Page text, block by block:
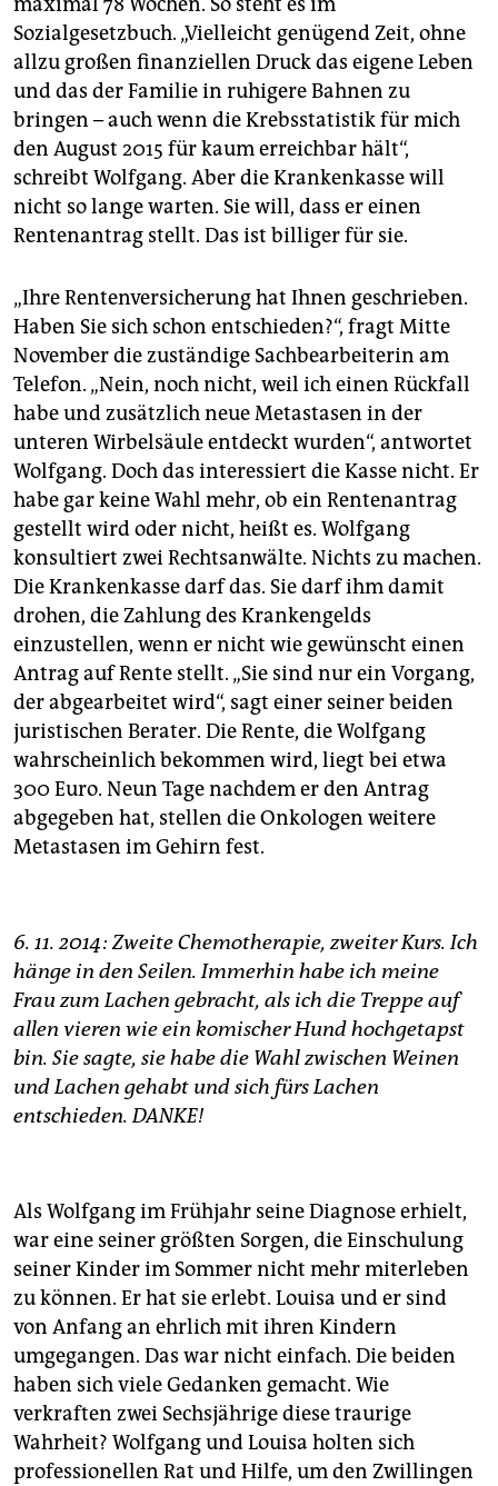
Sozialgesetzbuch. „Vielleicht genügend Zeit, ohne
allzu großen finanziellen Druck das eigene Leben
und das der Familie in ruhigere Bahnen zu
bringen – auch wenn die Krebsstatistik für mich
den August 2015 für kaum erreichbar hält“,
schreibt Wolfgang. Aber die Krankenkasse will
nicht so lange warten. Sie will, dass er einen
Rentenantrag stellt. Das ist billiger für sie.
„Ihre Rentenversicherung hat Ihnen geschrieben.
Haben Sie sich schon entschieden?“, fragt Mitte
November die zuständige Sachbearbeiterin am
Telefon. „Nein, noch nicht, weil ich einen Rückfall
habe und zusätzlich neue Metastasen in der
unteren Wirbelsäule entdeckt wurden“, antwortet
Wolfgang. Doch das interessiert die Kasse nicht. Er
habe gar keine Wahl mehr, ob ein Rentenantrag
gestellt wird oder nicht, heißt es. Wolfgang
konsultiert zwei Rechtsanwälte. Nichts zu machen.
Die Krankenkasse darf das. Sie darf ihm damit
drohen, die Zahlung des Krankengelds
einzustellen, wenn er nicht wie gewünscht einen
Antrag auf Rente stellt. „Sie sind nur ein Vorgang,
der abgearbeitet wird“, sagt einer seiner beiden
juristischen Berater. Die Rente, die Wolfgang
wahrscheinlich bekommen wird, liegt bei etwa
300 Euro. Neun Tage nachdem er den Antrag
abgegeben hat, stellen die Onkologen weitere
Metastasen im Gehirn fest.
6. 11. 2014: Zweite Chemotherapie, zweiter Kurs. Ich
hänge in den Seilen. Immerhin habe ich meine
Frau zum Lachen gebracht, als ich die Treppe auf
allen vieren wie ein komischer Hund hochgetapst
bin. Sie sagte, sie habe die Wahl zwischen Weinen
und Lachen gehabt und sich fürs Lachen
entschieden. DANKE!
Als Wolfgang im Frühjahr seine Diagnose erhielt,
war eine seiner größten Sorgen, die Einschulung
seiner Kinder im Sommer nicht mehr miterleben
zu können. Er hat sie erlebt. Louisa und er sind
von Anfang an ehrlich mit ihren Kindern
umgegangen. Das war nicht einfach. Die beiden
haben sich viele Gedanken gemacht. Wie
verkraften zwei Sechsjährige diese traurige
Wahrheit? Wolfgang und Louisa holten sich
professionellen Rat und Hilfe, um den Zwillingen